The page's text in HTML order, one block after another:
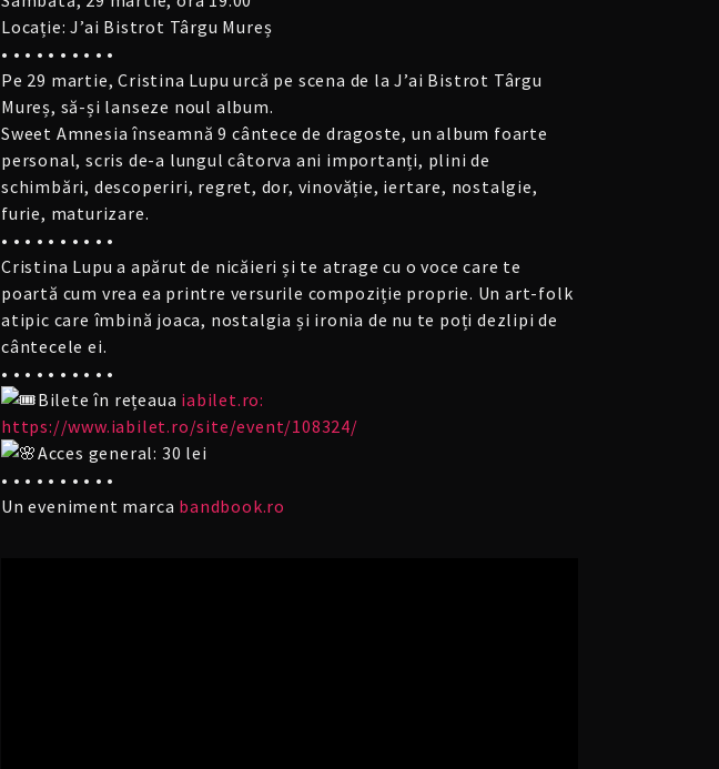
Locație: J’ai Bistrot Târgu Mureș
• • • • • • • • • •
Pe 29 martie, Cristina Lupu urcă pe scena de la J’ai Bistrot Târgu
Mureș, să-și lanseze noul album.
Sweet Amnesia înseamnă 9 cântece de dragoste, un album foarte
personal, scris de-a lungul câtorva ani importanți, plini de
schimbări, descoperiri, regret, dor, vinovăție, iertare, nostalgie,
furie, maturizare.
• • • • • • • • • •
Cristina Lupu a apărut de nicăieri și te atrage cu o voce care te
poartă cum vrea ea printre versurile compoziție proprie. Un art-folk
atipic care îmbină joaca, nostalgia și ironia de nu te poți dezlipi de
cântecele ei.
• • • • • • • • • •
Bilete în rețeaua iabilet.ro:
https://www.iabilet.ro/site/event/108324/
Acces general: 30 lei
• • • • • • • • • •
Un eveniment marca bandbook.ro